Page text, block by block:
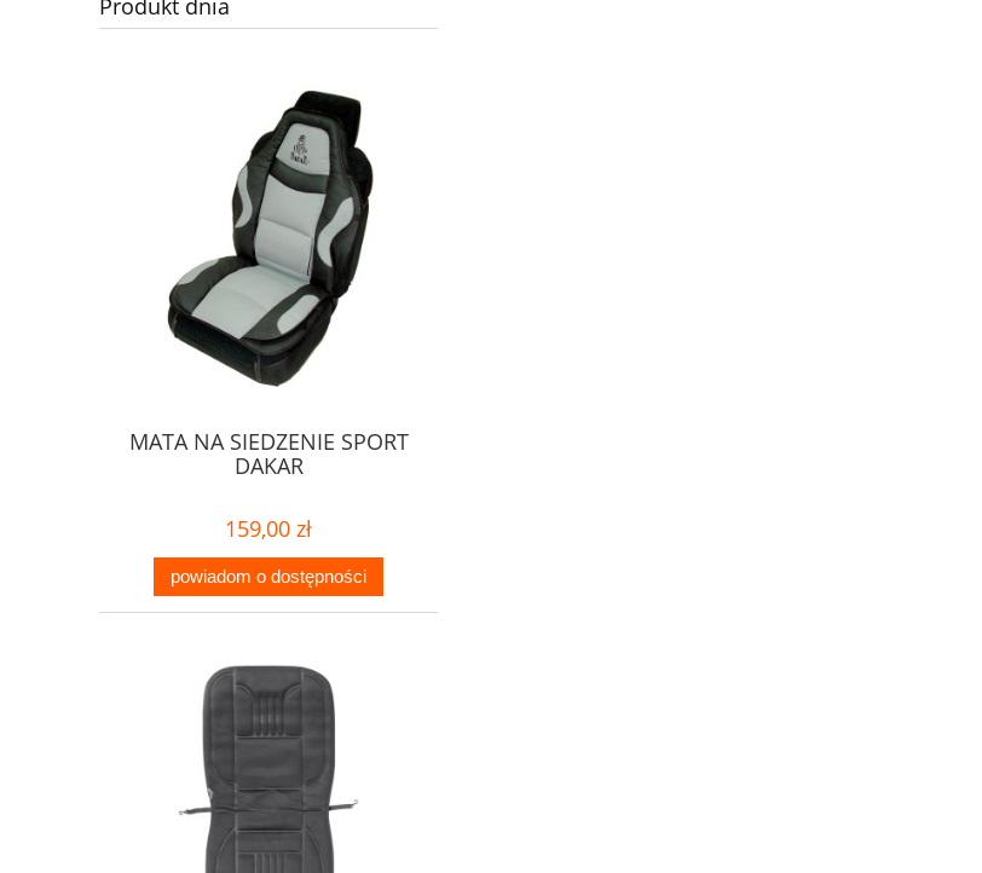
MATA NA SIEDZENIE SPORT
DAKAR
159,00 zł
powiadom o dostępności